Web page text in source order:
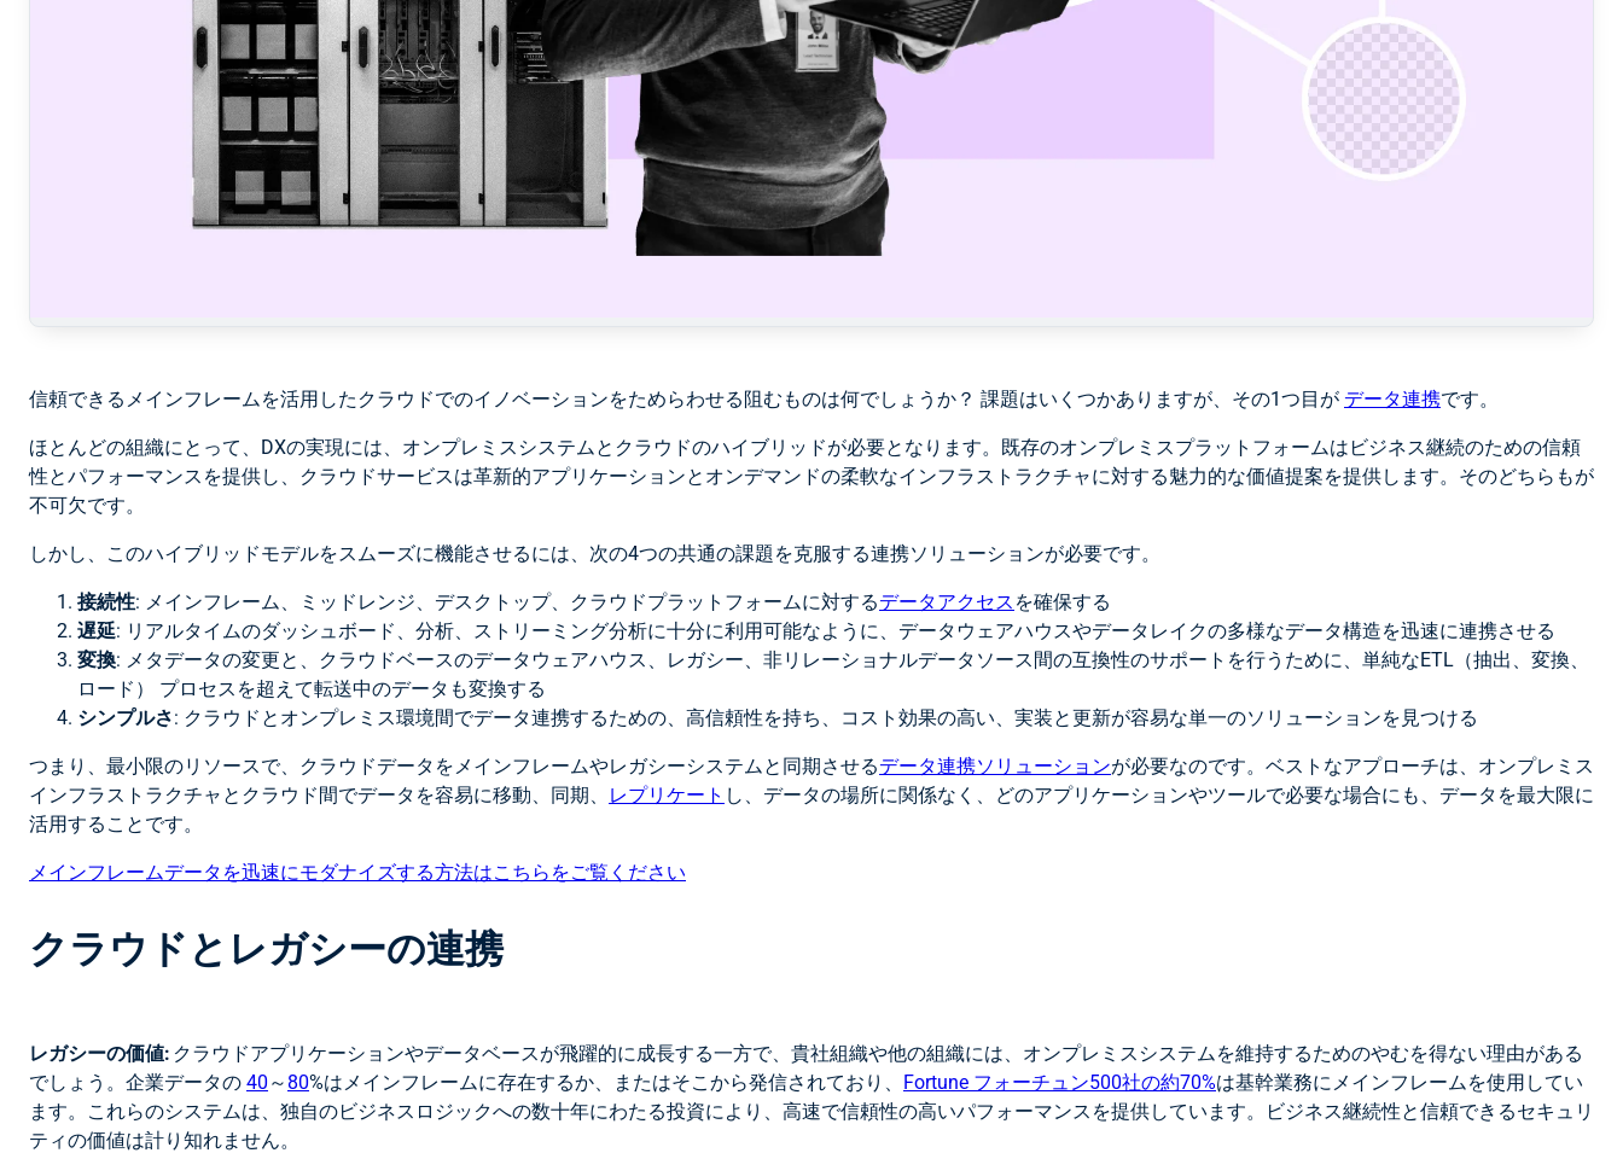
信頼できるメインフレームを活用したクラウドでのイノベーションをためらわせる阻むものは何でしょうか？ 課題はいくつかありますが、その1つ目が データ連携です。
ほとんどの組織にとって、DXの実現には、オンプレミスシステムとクラウドのハイブリッドが必要となります。既存のオンプレミスプラットフォームはビジネス継続のための信頼
性とパフォーマンスを提供し、クラウドサービスは革新的アプリケーションとオンデマンドの柔軟なインフラストラクチャに対する魅力的な価値提案を提供します。そのどちらもが
不可欠です。
しかし、このハイブリッドモデルをスムーズに機能させるには、次の4つの共通の課題を克服する連携ソリューションが必要です。
接続性: メインフレーム、ミッドレンジ、デスクトップ、クラウドプラットフォームに対するデータアクセス を確保する
遅延: リアルタイムのダッシュボード、分析、ストリーミング分析に十分に利用可能なように、データウェアハウスやデータレイクの多様なデータ構造を迅速に連携させる
変換: メタデータの変更と、クラウドベースのデータウェアハウス、レガシー、非リレーショナルデータソース間の互換性のサポートを行うために、単純なETL（抽出、変換、
ロード） プロセスを超えて転送中のデータも変換する
シンプルさ: クラウドとオンプレミス環境間でデータ連携するための、高信頼性を持ち、コスト効果の高い、実装と更新が容易な単一のソリューションを見つける
つまり、最小限のリソースで、クラウドデータをメインフレームやレガシーシステムと同期させるデータ連携ソリューションが必要なのです。ベストなアプローチは、オンプレミス
インフラストラクチャとクラウド間でデータを容易に移動、同期、
レプリケート し、データの場所に関係なく、どのアプリケーションやツールで必要な場合にも、データを最大限に
活用することです。
メインフレームデータを迅速にモダナイズする方法はこちらをご覧ください
クラウドとレガシーの連携
レガシーの価値: クラウドアプリケーションやデータベースが飛躍的に成長する一方で、貴社組織や他の組織には、オンプレミスシステムを維持するためのやむを得ない理由がある
でしょう。企業データの 40 ～ 80%はメインフレームに存在するか、またはそこから発信されており、 Fortune フォーチュン500社の約70%は基幹業務にメインフレームを使用してい
ます。これらのシステムは、独自のビジネスロジックへの数十年にわたる投資により、高速で信頼性の高いパフォーマンスを提供しています。ビジネス継続性と信頼できるセキュリ
ティの価値は計り知れません。